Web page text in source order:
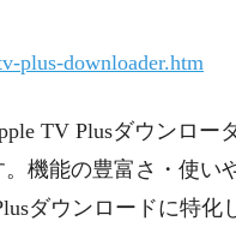
plus-downloader.htm
TV Plusダウンロ
機能の豊富さ・使い
ダウンロードに特化